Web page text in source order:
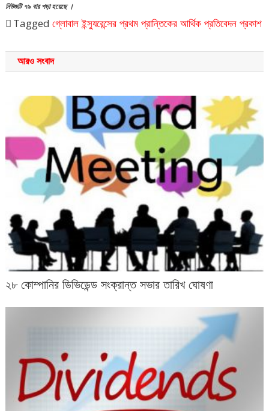
নিউজটি ৭৯ বার পড়া হয়েছে ।
Tagged গ্লোবাল ইন্স্যুরেন্সের প্রথম প্রান্তিকের আর্থিক প্রতিবেদন প্রকাশ
আরও সংবাদ
২৮ কোম্পানির ডিভিডেন্ড সংক্রান্ত সভার তারিখ ঘোষণা